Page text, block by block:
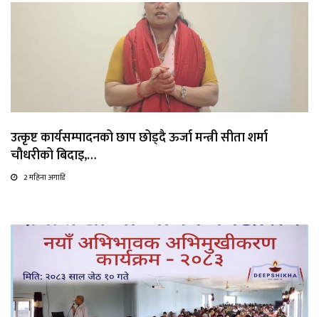
उत्कृष्ट कार्यसम्पादनको छाप छोड्दै ऊर्जा मन्त्री सीता शर्मा
चौधरीको बिदाइ,…
2 महिना अगाडि